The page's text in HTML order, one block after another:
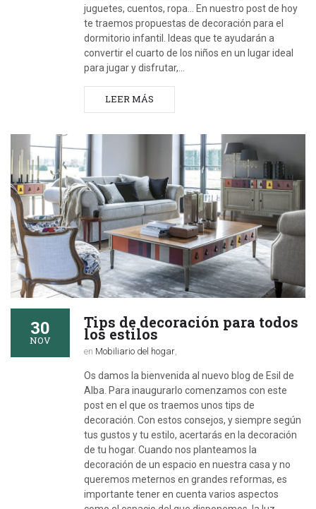
juguetes, cuentos, ropa... En nuestro post de hoy
te traemos propuestas de decoración para el
dormitorio infantil. Ideas que te ayudarán a
convertir el cuarto de los niños en un lugar ideal
para jugar y disfrutar,…
LEER MÁS
30
NOV
Tips de decoración para todos
los estilos
en Mobiliario del hogar,
Os damos la bienvenida al nuevo blog de Esil de
Alba. Para inaugurarlo comenzamos con este
post en el que os traemos unos tips de
decoración. Con estos consejos, y siempre según
tus gustos y tu estilo, acertarás en la decoración
de tu hogar. Cuando nos planteamos la
decoración de un espacio en nuestra casa y no
queremos meternos en grandes reformas, es
importante tener en cuenta varios aspectos